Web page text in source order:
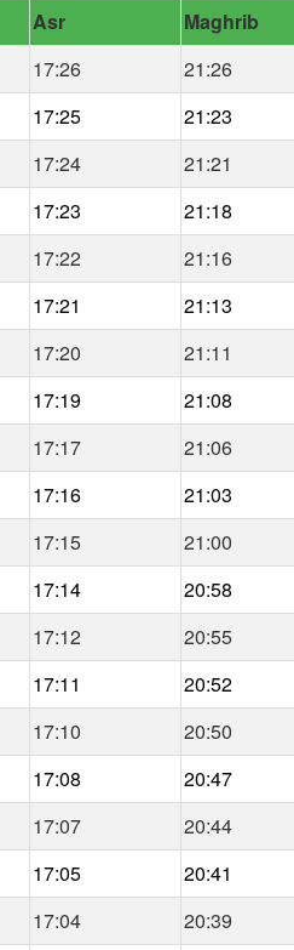
Asr Maghrib
17:26 21:26
17:25 21:23
17:24 21:21
17:23 21:18
17:22 21:16
17:21 21:13
17:20 21:11
17:19 21:08
17:17 21:06
17:16 21:03
17:15 21:00
17:14 20:58
17:12 20:55
17:11 20:52
17:10 20:50
17:08 20:47
17:07 20:44
17:05 20:41
17:04 20:39